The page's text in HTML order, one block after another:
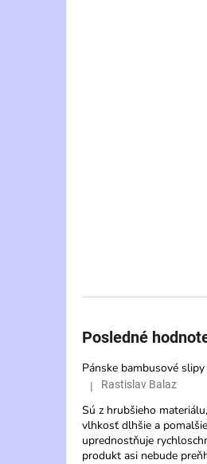
Posledné
Hodnotenie produktu je
| Rastislav Balaz
Sú z hrubšieho
vlhkosť dlhšie a
uprednostňuje
produkt asi nebude